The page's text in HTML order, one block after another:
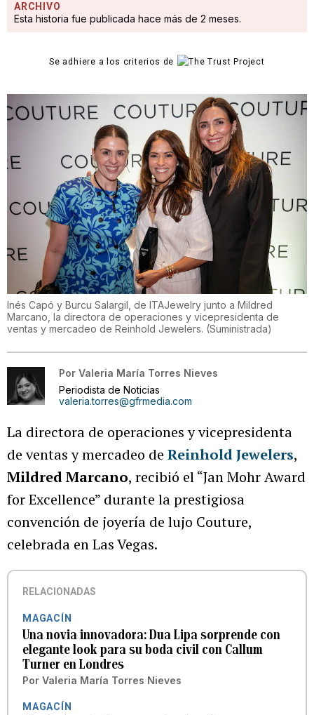
ARCHIVO
Esta historia fue publicada hace más de 2 meses.
Se adhiere a los criterios de
Inés Capó y Burcu Salargil, de ITAJewelry junto a Mildred
Marcano, la directora de operaciones y vicepresidenta de
ventas y mercadeo de Reinhold Jewelers. (Suministrada)
Por Valeria María Torres Nieves
Periodista de Noticias
valeria.torres@gfrmedia.com
La directora de operaciones y vicepresidenta
de ventas y mercadeo de Reinhold Jewelers,
Mildred Marcano, recibió el “Jan Mohr Award
for Excellence” durante la prestigiosa
convención de joyería de lujo Couture,
celebrada en Las Vegas.
RELACIONADAS
MAGACÍN
Una novia innovadora: Dua Lipa sorprende con
elegante look para su boda civil con Callum
Turner en Londres
Por Valeria María Torres Nieves
MAGACÍN